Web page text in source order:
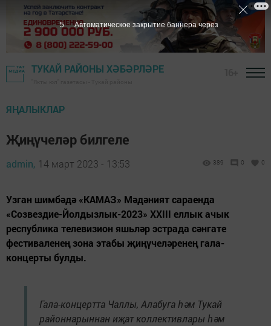
ТУКАЙ РАЙОНЫ ХӘБӘРЛӘРЕ
ЯҢАЛЫКЛАР
Җиңүчеләр билгеле
admin, 14 март 2023 - 13:53 389 0 0
Узган шимбәдә «КАМАЗ» Мәдәният сараенда
«Созвездие-Йолдызлык-2023» XXIII еллык ачык
республика телевизион яшьләр эстрада сәнгате
фестиваленең зона этабы җиңүчеләренең гала-
концерты булды.
Гала-концертта Чаллы, Алабуга һәм Тукай
районнарыннан иҗат коллективлары һәм
4 Автоматическое закрытие баннера через